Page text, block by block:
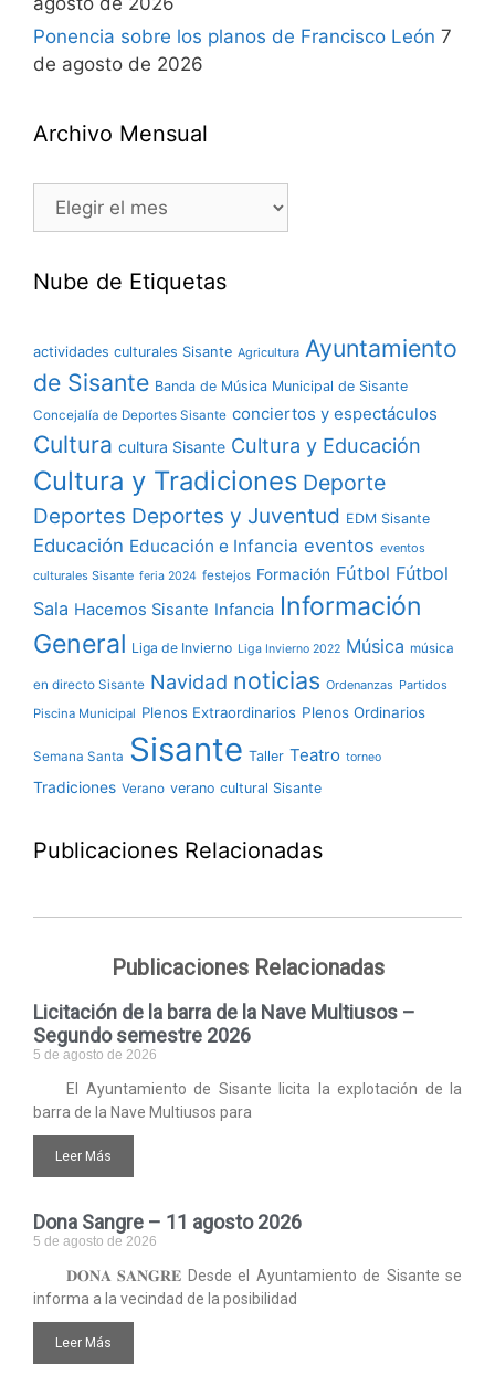
Ponencia sobre los planos de Francisco León 7
de agosto de 2026
Archivo Mensual
Nube de Etiquetas
actividades culturales Sisante Agricultura Ayuntamiento
de Sisante Banda de Música Municipal de Sisante
Concejalía de Deportes Sisante conciertos y espectáculos
Cultura cultura Sisante Cultura y Educación
Cultura y Tradiciones Deporte
Deportes Deportes y Juventud EDM Sisante
Educación Educación e Infancia eventos eventos
culturales Sisante feria 2024 festejos Formación Fútbol Fútbol
Sala Hacemos Sisante Infancia Información
General Liga de Invierno Liga Invierno 2022 Música música
en directo Sisante Navidad noticias Ordenanzas Partidos
Piscina Municipal Plenos Extraordinarios Plenos Ordinarios
Semana Santa Sisante Taller Teatro torneo
Tradiciones Verano verano cultural Sisante
Publicaciones Relacionadas
Publicaciones Relacionadas
Licitación de la barra de la Nave Multiusos –
Segundo semestre 2026
5 de agosto de 2026
El Ayuntamiento de Sisante licita la explotación de la
barra de la Nave Multiusos para
Leer Más
Dona Sangre – 11 agosto 2026
5 de agosto de 2026
𝐃𝐎𝐍𝐀 𝐒𝐀𝐍𝐆𝐑𝐄 Desde el Ayuntamiento de Sisante se
informa a la vecindad de la posibilidad
Leer Más